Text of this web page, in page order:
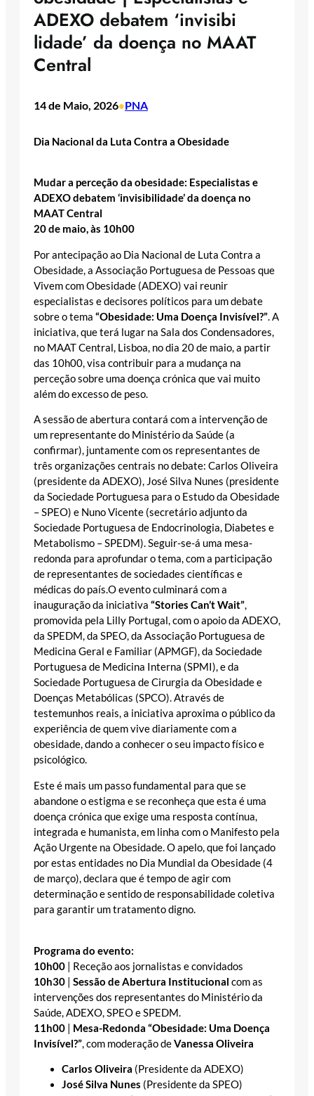
ADEXO debatem ‘invisibi
lidade’ da doença no MAAT
Central
14 de Maio, 2026•PNA
Dia Nacional da Luta Contra a Obesidade
Mudar a perceção da obesidade: Especialistas e
ADEXO debatem ‘invisibilidade’ da doença no
MAAT Central
20 de maio, às 10h00
Por antecipação ao Dia Nacional de Luta Contra a
Obesidade, a Associação Portuguesa de Pessoas que
Vivem com Obesidade (ADEXO) vai reunir
especialistas e decisores políticos para um debate
sobre o tema “Obesidade: Uma Doença Invisível?”. A
iniciativa, que terá lugar na Sala dos Condensadores,
no MAAT Central, Lisboa, no dia 20 de maio, a partir
das 10h00, visa contribuir para a mudança na
perceção sobre uma doença crónica que vai muito
além do excesso de peso.
A sessão de abertura contará com a intervenção de
um representante do Ministério da Saúde (a
confirmar), juntamente com os representantes de
três organizações centrais no debate: Carlos Oliveira
(presidente da ADEXO), José Silva Nunes (presidente
da Sociedade Portuguesa para o Estudo da Obesidade
– SPEO) e Nuno Vicente (secretário adjunto da
Sociedade Portuguesa de Endocrinologia, Diabetes e
Metabolismo – SPEDM). Seguir-se-á uma mesa-
redonda para aprofundar o tema, com a participação
de representantes de sociedades científicas e
médicas do país.O evento culminará com a
inauguração da iniciativa “Stories Can’t Wait”,
promovida pela Lilly Portugal, com o apoio da ADEXO,
da SPEDM, da SPEO, da Associação Portuguesa de
Medicina Geral e Familiar (APMGF), da Sociedade
Portuguesa de Medicina Interna (SPMI), e da
Sociedade Portuguesa de Cirurgia da Obesidade e
Doenças Metabólicas (SPCO). Através de
testemunhos reais, a iniciativa aproxima o público da
experiência de quem vive diariamente com a
obesidade, dando a conhecer o seu impacto físico e
psicológico.
Este é mais um passo fundamental para que se
abandone o estigma e se reconheça que esta é uma
doença crónica que exige uma resposta contínua,
integrada e humanista, em linha com o Manifesto pela
Ação Urgente na Obesidade. O apelo, que foi lançado
por estas entidades no Dia Mundial da Obesidade (4
de março), declara que é tempo de agir com
determinação e sentido de responsabilidade coletiva
para garantir um tratamento digno.
Programa do evento:
10h00 | Receção aos jornalistas e convidados
10h30
Sessão de Abertura Institucional com as
intervenções dos representantes do Ministério da
Saúde, ADEXO, SPEO e SPEDM.
11h00
Mesa-Redonda “Obesidade: Uma Doença
Invisível?”, com moderação deVanessa Oliveira
Carlos Oliveira (Presidente da ADEXO)
José Silva Nunes (Presidente da SPEO)